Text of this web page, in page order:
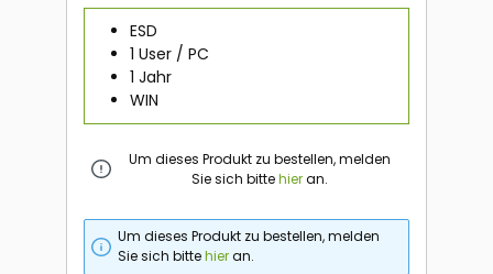
ESD
1 User / PC
1 Jahr
WIN
Um dieses Produkt zu bestellen, melden
Sie sich bittehieran.
Um dieses Produkt zu bestellen, melden
Sie sich bittehieran.